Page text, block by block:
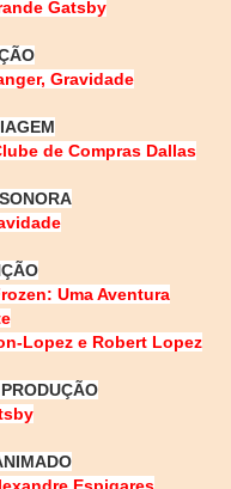
Gatsby
Gravidade
de Compras Dallas
Uma Aventura
Lopez e Robert Lopez
Espigares